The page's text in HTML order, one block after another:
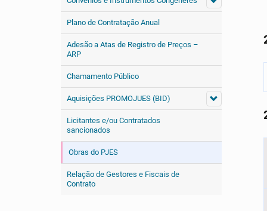
Plano de Contratação Anual
Adesão a Atas de Registro de Preços –
ARP
Chamamento Público
Aquisições PROMOJUES (BID)
Licitantes e/ou Contratados
sancionados
Obras do PJES
Relação de Gestores e Fiscais de
Contrato